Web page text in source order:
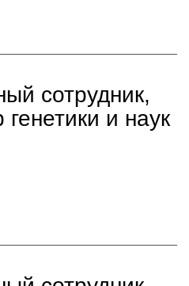
сотрудник,
и наук